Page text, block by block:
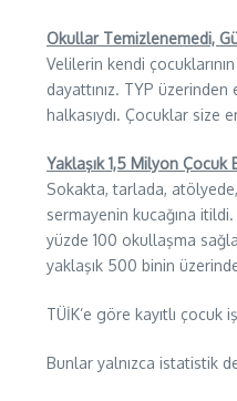
Okullar Temizlenemedi,
Velilerin kendi
dayattınız. TYP
halkasıydı. Çocuklar size
Yaklaşık 1,5 Milyon Çocuk
Sokakta, tarlada,
sermayenin kucağına
yüzde 100 okullaşma
yaklaşık 500 binin
TÜİK’e göre kayıtlı çocuk
Bunlar yalnızca istatistik